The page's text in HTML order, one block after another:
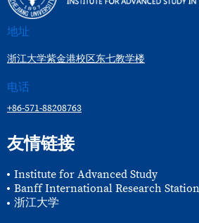
地址
浙江大学紫金港校区东七教学楼
电话
+86-571-88208763
友情链接
Institute for Advanced Study
Banff International Research Station
浙江大学